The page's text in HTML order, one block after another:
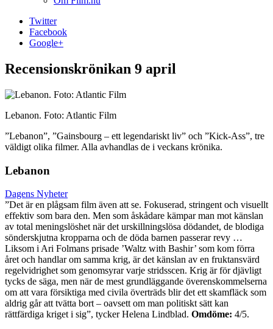
Twitter
Facebook
Google+
Recensionskrönikan 9 april
Lebanon. Foto: Atlantic Film
”Lebanon”, ”Gainsbourg – ett legendariskt liv” och ”Kick-Ass”, tre
väldigt olika filmer. Alla avhandlas de i veckans krönika.
Lebanon
Dagens Nyheter
”Det är en plågsam film även att se. Fokuserad, stringent och visuellt
effektiv som bara den. Men som åskådare kämpar man mot känslan
av total meningslöshet när det urskillningslösa dödandet, de blodiga
sönderskjutna kropparna och de döda barnen passerar revy …
Liksom i Ari Folmans prisade ’Waltz with Bashir’ som kom förra
året och handlar om samma krig, är det känslan av en fruktansvärd
regelvidrighet som genomsyrar varje stridsscen. Krig är för djävligt
tycks de säga, men när de mest grundläggande överenskommelserna
om att vara försiktiga med civila överträds blir det ett skamfläck som
aldrig går att tvätta bort – oavsett om man politiskt sätt kan
rättfärdiga kriget i sig”, tycker Helena Lindblad. Omdöme: 4/5.